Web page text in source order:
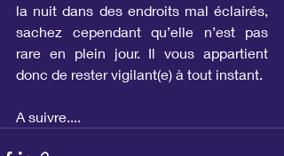
la nuit dans des endroits mal éclairés,
sachez cependant qu’elle n’est pas
rare en plein jour. Il vous appartient
donc de rester vigilant(e) à tout instant.
A suivre....